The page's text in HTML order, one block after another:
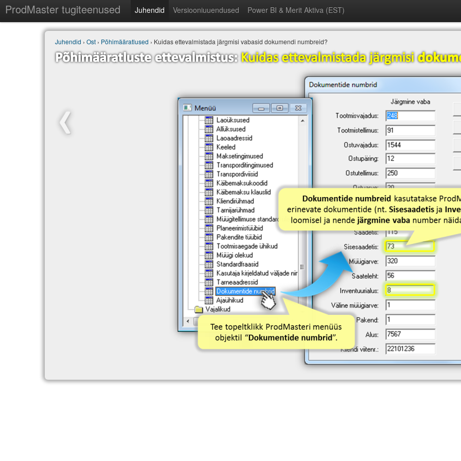
ProdMaster tugiteenused Juhendid Versiooniuuendused Power BI & Merit Aktiva (EST)
Juhendid › Ost › Põhimääratlused › Kuidas ettevalmistada järgmisi vabasid dokumendi numbreid?